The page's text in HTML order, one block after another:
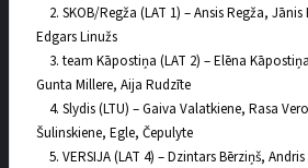
2. SKOB/Regža (LAT 1) – Ansis Regža,
Edgars Linužs
3. team Kāpostiņa (LAT 2) – Elēna
Gunta Millere, Aija Rudzīte
4. Slydis (LTU) – Gaiva Valatkiene, Rasa
Šulinskiene, Egle, Čepulyte
5. VERSIJA (LAT 4) – Dzintars Bērziņš,